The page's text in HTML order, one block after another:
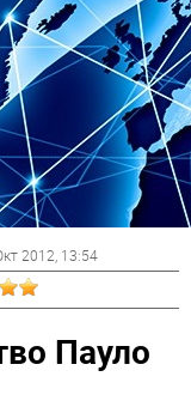
2012 , 13:54
Пауло